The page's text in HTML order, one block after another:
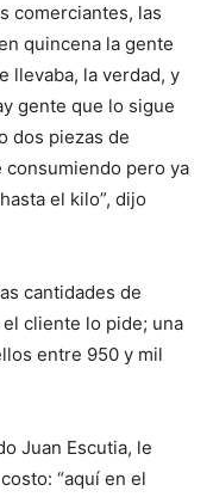
comerciantes, las
quincena la gente
llevaba, la verdad, y
gente que lo sigue
dos piezas de
consumiendo pero ya
el kilo”, dijo
cantidades de
cliente lo pide; una
entre 950 y mil
Juan Escutia, le
“aquí en el